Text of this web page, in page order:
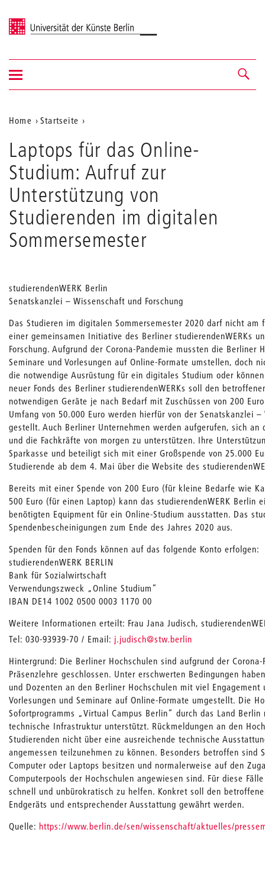
Universität der Künste Berlin
Navigation &
Suche
Navigation
ein-/ausblenden
Aktuelle
Position
auf
der
Webseite
Home Startseite
Laptops für das Online-
Studium: Aufruf zur
Unterstützung von
Studierenden im digitalen
Sommersemester
studierendenWERK Berlin
Senatskanzlei – Wissenschaft und Forschung
Das Studieren im digitalen Sommersemester 2020 darf nicht
einer gemeinsamen Initiative des Berliner studierendenWERKs
Forschung. Aufgrund der Corona-Pandemie mussten die
Seminare und Vorlesungen auf Online-Formate umstellen, doch
die notwendige Ausrüstung für ein digitales Studium oder
neuer Fonds des Berliner studierendenWERKs soll den
notwendigen Geräte je nach Bedarf mit Zuschüssen von 200
Umfang von 50.000 Euro werden hierfür von der Senatskanzlei
gestellt. Auch Berliner Unternehmen werden aufgerufen, sich
und die Fachkräfte von morgen zu unterstützen. Ihre
Sparkasse und beteiligt sich mit einer Großspende von 25.000
Studierende ab dem 4. Mai über die Website des
Bereits mit einer Spende von 200 Euro (für kleine Bedarfe wie
500 Euro (für einen Laptop) kann das studierendenWERK
benötigten Equipment für ein Online-Studium ausstatten. Das
Spendenbescheinigungen zum Ende des Jahres 2020 aus.
Spenden für den Fonds können auf das folgende Konto erfolgen:
studierendenWERK BERLIN
Bank für Sozialwirtschaft
Verwendungszweck „Online Studium“
IBAN DE14 1002 0500 0003 1170 00
Weitere Informationen erteilt: Frau Jana Judisch,
Tel: 030-93939-70 / Email: j.judisch_
@stw.berlin
Hintergrund: Die Berliner Hochschulen sind aufgrund der
Präsenzlehre geschlossen. Unter erschwerten Bedingungen
und Dozenten an den Berliner Hochschulen mit viel
Vorlesungen und Seminare auf Online-Formate umgestellt. Die
Sofortprogramms „Virtual Campus Berlin“ durch das Land
technische Infrastruktur unterstützt. Rückmeldungen an den
Studierenden nicht über eine ausreichende technische
angemessen teilzunehmen zu können. Besonders betroffen sind
Computer oder Laptops besitzen und normalerweise auf den
Computerpools der Hochschulen angewiesen sind. Für diese
schnell und unbürokratisch zu helfen. Konkret soll den
Endgeräts und entsprechender Ausstattung gewährt werden.
Quelle: https://www.berlin.de/sen/wissenschaft/aktuelles/